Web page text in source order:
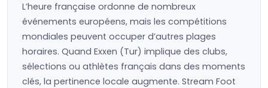
L’heure française ordonne de nombreux
événements européens, mais les compétitions
mondiales peuvent occuper d’autres plages
horaires. Quand Exxen (Tur) implique des clubs,
sélections ou athlètes français dans des moments
clés, la pertinence locale augmente. Stream Foot